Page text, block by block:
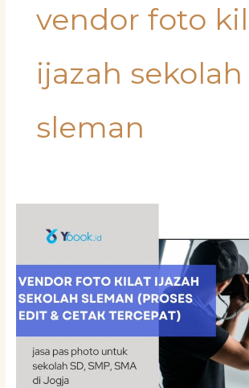
vendor foto
ijazah sekolah
sleman
Ijazah
Sekolah
Sleman
(Proses
Cetak